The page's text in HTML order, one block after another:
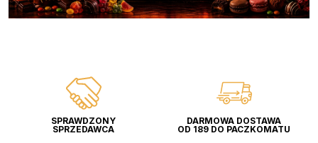
SPRAWDZONY
SPRZEDAWCA
DARMOWA DOSTAWA
OD 189 DO PACZKOMATU